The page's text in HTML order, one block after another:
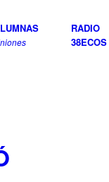
RADIO
38ECOS